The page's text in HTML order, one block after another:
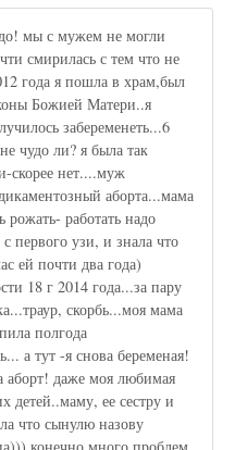
мы с мужем не могли
смирилась с тем что не
года я пошла в храм,был
Божией Матери..я
забеременеть...6
чудо ли? я была так
скорее нет....муж
аборта...мама
рожать- работать надо
первого узи, и знала что
ей почти два года)
18 г 2014 года...за пару
скорбь...моя мама
полгода
а тут -я снова беременая!
аборт! даже моя любимая
детей..маму, ее сестру и
что сынулю назову